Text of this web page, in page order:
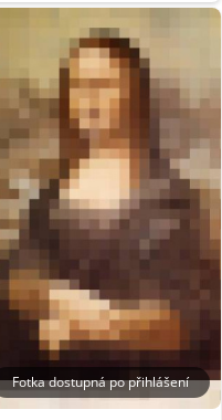
Fotka dostupná po přihlášení